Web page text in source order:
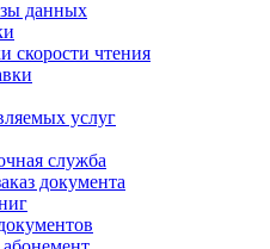
данных
скорости чтения
услуг
служба
документа